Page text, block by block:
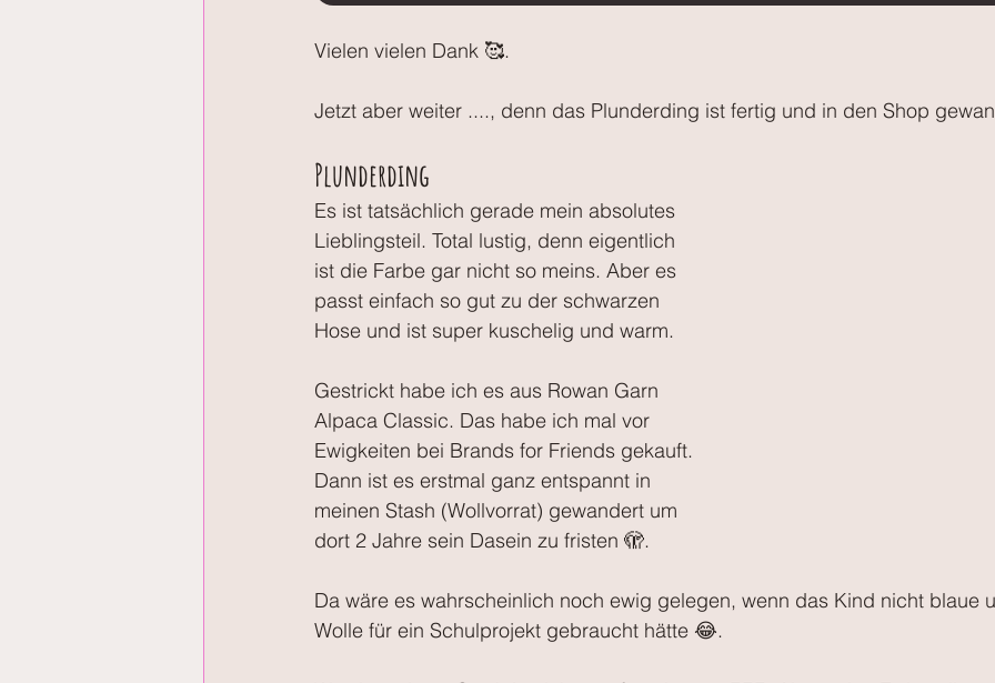
Vielen vielen Dank 🥰.
Jetzt aber weiter ...., denn das Plunderding ist fertig und in den Shop
Plunderding
Es ist tatsächlich gerade mein absolutes
Lieblingsteil. Total lustig, denn eigentlich
ist die Farbe gar nicht so meins. Aber es
passt einfach so gut zu der schwarzen
Hose und ist super kuschelig und warm.
Gestrickt habe ich es aus Rowan Garn
Alpaca Classic. Das habe ich mal vor
Ewigkeiten bei Brands for Friends gekauft.
Dann ist es erstmal ganz entspannt in
meinen Stash (Wollvorrat) gewandert um
dort 2 Jahre sein Dasein zu fristen 🫣.
Da wäre es wahrscheinlich noch ewig gelegen, wenn das Kind nicht blaue
Wolle für ein Schulprojekt gebraucht hätte 😂.